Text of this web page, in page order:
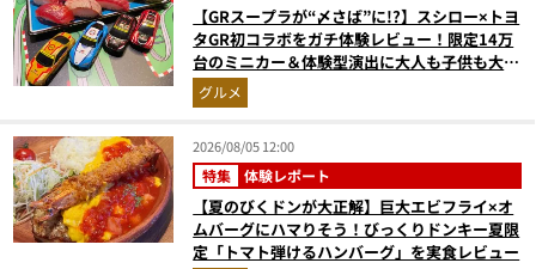
【GRスープラが“〆さば”に!?】スシロー×トヨ
タGR初コラボをガチ体験レビュー！限定14万
台のミニカー＆体験型演出に大人も子供も大興
奮間違いなし
グルメ
2026/08/05 12:00
特集 体験レポート
【夏のびくドンが大正解】巨大エビフライ×オ
ムバーグにハマりそう！びっくりドンキー夏限
定「トマト弾けるハンバーグ」を実食レビュー